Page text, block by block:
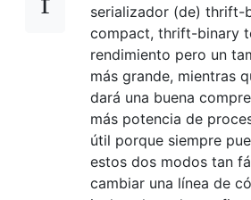
serializador (de)
compact, thrift-binary
rendimiento pero un
más grande, mientras
dará una buena
más potencia de
útil porque siempre
estos dos modos tan
cambiar una línea de